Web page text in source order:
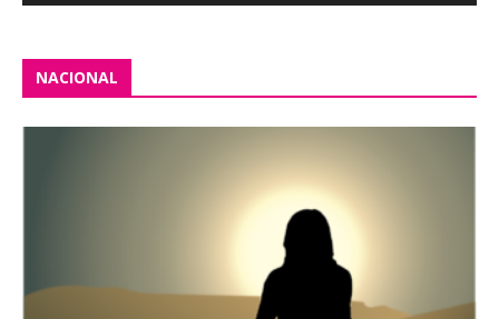
NACIONAL